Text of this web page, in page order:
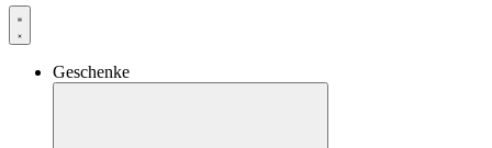
Geschenke